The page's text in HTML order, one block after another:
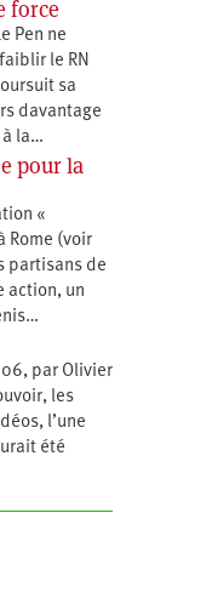
force
Pen ne
le RN
sa
davantage
à la…
pour la
«
Rome (voir
partisans de
action, un
par Olivier
les
l’une
été